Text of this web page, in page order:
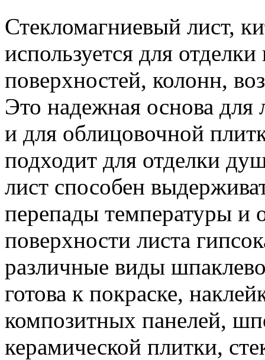
Стекломагниевый лист,
используется для
поверхностей, колонн,
Это надежная основа
и для облицовочной
подходит для отделки
лист способен
перепады температуры и
поверхности листа
различные виды
готова к покраске,
композитных панелей,
керамической плитки,